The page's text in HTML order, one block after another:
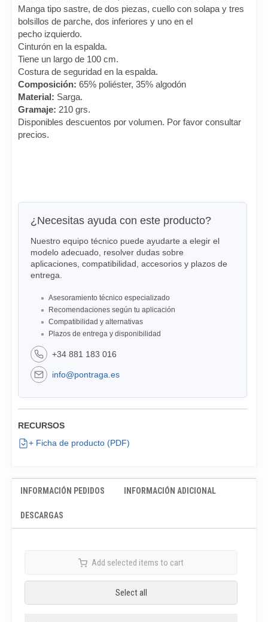
Manga tipo sastre, de dos piezas, cuello con solapa y tres
bolsillos de parche, dos inferiores y uno en el
pecho izquierdo.
Cinturón en la espalda.
Tiene un largo de 100 cm.
Costura de seguridad en la espalda.
Composición: 65% poliéster, 35% algodón
Material: Sarga.
Gramaje: 210 grs.
Disponibles descuentos por volumen. Por favor consultar
precios.
¿Necesitas ayuda con este producto?
Nuestro equipo técnico puede ayudarte a elegir el
modelo adecuado, resolver dudas sobre
aplicaciones, compatibilidad, accesorios y plazos de
entrega.
Asesoramiento técnico especializado
Recomendaciones según tu aplicación
Compatibilidad y alternativas
Plazos de entrega y disponibilidad
+34 881 183 016
info@pontraga.es
RECURSOS
+ Ficha de producto (PDF)
INFORMACIÓN PEDIDOS INFORMACIÓN ADICIONAL
DESCARGAS
Add selected items to cart
Select all